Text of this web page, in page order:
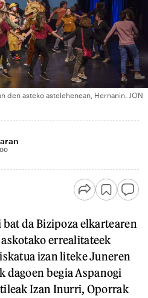
den asteko astelehenean, Hernanin. JON
da Bizipoza elkartearen
errealitateek
izan liteke Juneren
dagoen begia Aspanogi
Izan Inurri, Oporrak